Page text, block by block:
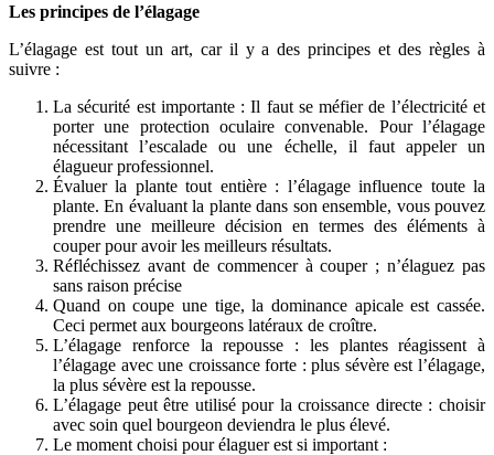
Les principes de l’élagage
L’élagage est tout un art, car il y a des principes et des règles à
suivre :
La sécurité est importante : Il faut se méfier de l’électricité et
porter une protection oculaire convenable. Pour l’élagage
nécessitant l’escalade ou une échelle, il faut appeler un
élagueur professionnel.
Évaluer la plante tout entière : l’élagage influence toute la
plante. En évaluant la plante dans son ensemble, vous pouvez
prendre une meilleure décision en termes des éléments à
couper pour avoir les meilleurs résultats.
Réfléchissez avant de commencer à couper ; n’élaguez pas
sans raison précise
Quand on coupe une tige, la dominance apicale est cassée.
Ceci permet aux bourgeons latéraux de croître.
L’élagage renforce la repousse : les plantes réagissent à
l’élagage avec une croissance forte : plus sévère est l’élagage,
la plus sévère est la repousse.
L’élagage peut être utilisé pour la croissance directe : choisir
avec soin quel bourgeon deviendra le plus élevé.
Le moment choisi pour élaguer est si important :